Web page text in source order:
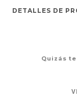
DETALLES DE
Quizás